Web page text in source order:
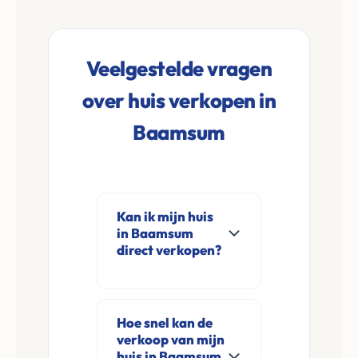
Veelgestelde vragen
over huis verkopen in
Baamsum
Kan ik mijn huis
in Baamsum
direct verkopen?
direct aan in
Baamsum en
Hoe snel kan de
verkoop van mijn